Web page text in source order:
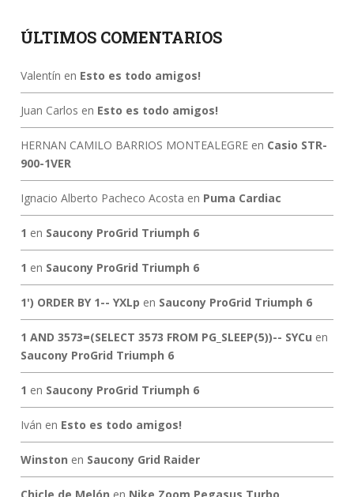
ÚLTIMOS COMENTARIOS
Valentín en Esto es todo amigos!
Juan Carlos en Esto es todo amigos!
HERNAN CAMILO BARRIOS MONTEALEGREen Casio STR-
900-1VER
Ignacio Alberto Pacheco Acosta en Puma Cardiac
1 en Saucony ProGrid Triumph 6
1 en Saucony ProGrid Triumph 6
1') ORDER BY 1-- YXLp en Saucony ProGrid Triumph 6
1 AND 3573=(SELECT 3573 FROM PG_SLEEP(5))-- SYCu en
Saucony ProGrid Triumph 6
1 en Saucony ProGrid Triumph 6
Iván en Esto es todo amigos!
Winston en Saucony Grid Raider